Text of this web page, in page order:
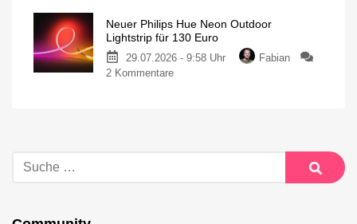
Neuer Philips Hue Neon Outdoor
Lightstrip für 130 Euro
29.07.2026 - 9:58 Uhr
Fabian
2 Kommentare